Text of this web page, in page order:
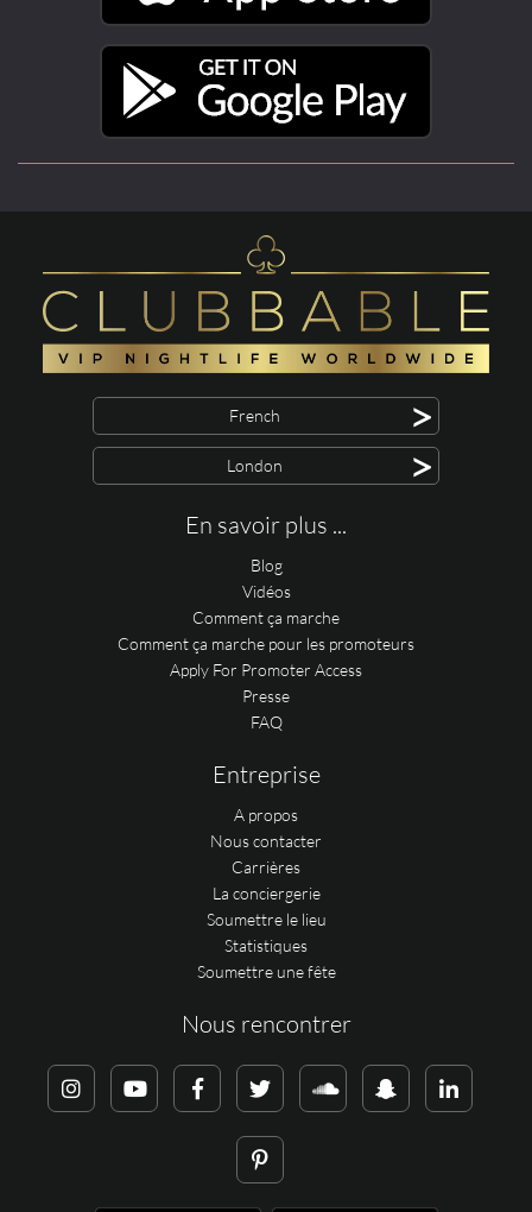
French >
London >
En savoir plus ...
Blog
Vidéos
Comment ça marche
Comment ça marche pour les promoteurs
Apply For Promoter Access
Presse
FAQ
Entreprise
A propos
Nous contacter
Carrières
La conciergerie
Soumettre le lieu
Statistiques
Soumettre une fête
Nous rencontrer